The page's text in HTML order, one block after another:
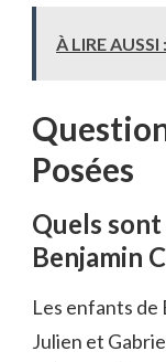
À LIRE AUSSI :
Posées
Quels
Benjamin
Les enfants de
Julien et